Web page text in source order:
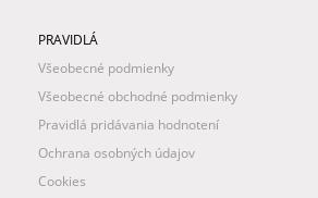
PRAVIDLÁ
Všeobecné podmienky
Všeobecné obchodné podmienky
Pravidlá pridávania hodnotení
Ochrana osobných údajov
Cookies